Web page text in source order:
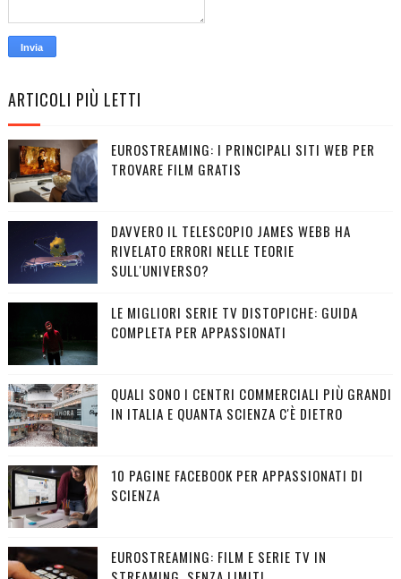
ARTICOLI PIÙ LETTI
EUROSTREAMING: I PRINCIPALI SITI WEB PER
TROVARE FILM GRATIS
DAVVERO IL TELESCOPIO JAMES WEBB HA
RIVELATO ERRORI NELLE TEORIE
SULL'UNIVERSO?
LE MIGLIORI SERIE TV DISTOPICHE: GUIDA
COMPLETA PER APPASSIONATI
QUALI SONO I CENTRI COMMERCIALI PIÙ GRANDI
IN ITALIA E QUANTA SCIENZA C'È DIETRO
10 PAGINE FACEBOOK PER APPASSIONATI DI
SCIENZA
EUROSTREAMING: FILM E SERIE TV IN